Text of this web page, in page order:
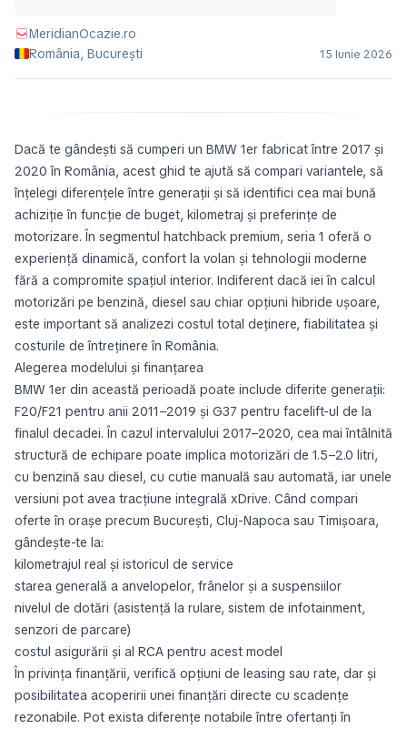
MeridianOcazie.ro
România, București
15 Iunie 2026
Dacă te gândești să cumperi un BMW 1er fabricat între 2017 și
2020 în România, acest ghid te ajută să compari variantele, să
înțelegi diferențele între generații și să identifici cea mai bună
achiziție în funcție de buget, kilometraj și preferințe de
motorizare. În segmentul hatchback premium, seria 1 oferă o
experiență dinamică, confort la volan și tehnologii moderne
fără a compromite spațiul interior. Indiferent dacă iei în calcul
motorizări pe benzină, diesel sau chiar opțiuni hibride ușoare,
este important să analizezi costul total deținere, fiabilitatea și
costurile de întreținere în România.
Alegerea modelului și finanțarea
BMW 1er din această perioadă poate include diferite generații:
F20/F21 pentru anii 2011–2019 și G37 pentru facelift-ul de la
finalul decadei. În cazul intervalului 2017–2020, cea mai întâlnită
structură de echipare poate implica motorizări de 1.5–2.0 litri,
cu benzină sau diesel, cu cutie manuală sau automată, iar unele
versiuni pot avea tracțiune integrală xDrive. Când compari
oferte în orașe precum București, Cluj-Napoca sau Timișoara,
gândește-te la:
kilometrajul real și istoricul de service
starea generală a anvelopelor, frânelor și a suspensiilor
nivelul de dotări (asistență la rulare, sistem de infotainment,
senzori de parcare)
costul asigurării și al RCA pentru acest model
În privința finanțării, verifică opțiuni de leasing sau rate, dar și
posibilitatea acoperirii unei finanțări directe cu scadențe
rezonabile. Pot exista diferențe notabile între ofertanți în